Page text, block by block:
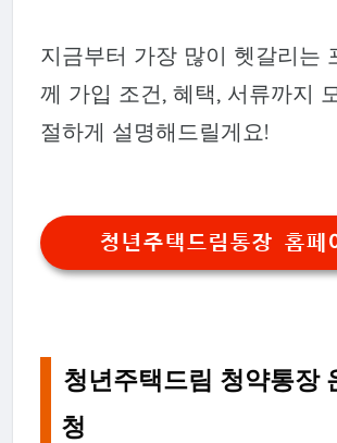
지금부터 가장 많이 헷갈리는
께 가입 조건, 혜택, 서류까지
절하게 설명해드릴게요!
청년주택드림통장 홈페
청년주택드림 청약통장
청